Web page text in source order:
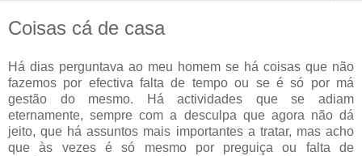
Coisas cá de casa
Há dias perguntava ao meu homem se há coisas que não
fazemos por efectiva falta de tempo ou se é só por má
gestão do mesmo. Há actividades que se adiam
eternamente, sempre com a desculpa que agora não dá
jeito, que há assuntos mais importantes a tratar, mas acho
que às vezes é só mesmo por preguiça ou falta de